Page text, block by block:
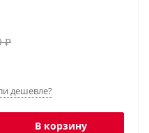
₽
дешевле?
В корзину